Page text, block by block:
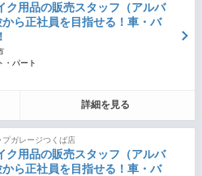
ク用品の販売スタッフ（アルバ
ら正社員を目指せる！車・バ
・パート
詳細を見る
ガレージつくば店
ク用品の販売スタッフ（アルバ
ら正社員を目指せる！車・バ